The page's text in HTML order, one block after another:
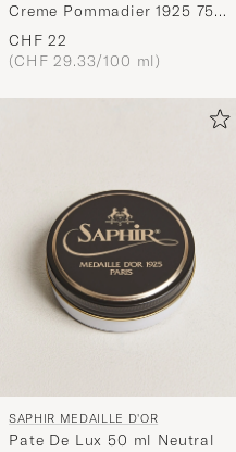
Creme Pommadier 1925 75
ml White
CHF 22
(CHF 29.33/100 ml)
SAPHIR MEDAILLE D'OR
Pate De Lux 50 ml Neutral